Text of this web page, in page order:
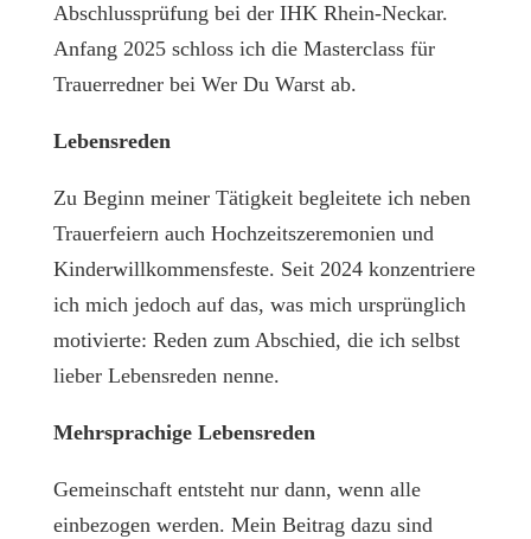
Abschlussprüfung bei der IHK Rhein-Neckar.
Anfang 2025 schloss ich die Masterclass für
Trauerredner bei Wer Du Warst ab.
Lebensreden
Zu Beginn meiner Tätigkeit begleitete ich neben
Trauerfeiern auch Hochzeitszeremonien und
Kinderwillkommensfeste. Seit 2024 konzentriere
ich mich jedoch auf das, was mich ursprünglich
motivierte: Reden zum Abschied, die ich selbst
lieber Lebensreden nenne.
Mehrsprachige Lebensreden
Gemeinschaft entsteht nur dann, wenn alle
einbezogen werden. Mein Beitrag dazu sind